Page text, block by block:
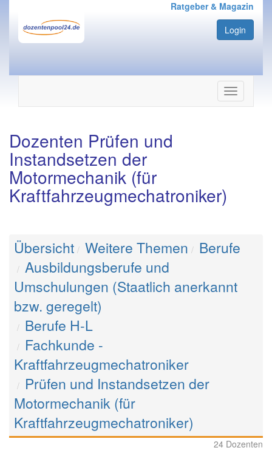
Ratgeber & Magazin
Login
Navigation
ein-/
Dozenten Prüfen und
Instandsetzen der
Motormechanik (für
Kraftfahrzeugmechatroniker)
Übersicht Weitere Themen
Berufe
Ausbildungsberufe und
Umschulungen (Staatlich anerkannt
bzw. geregelt)
Berufe H-L
Fachkunde -
Kraftfahrzeugmechatroniker
Prüfen und Instandsetzen der
Motormechanik (für
Kraftfahrzeugmechatroniker)
24 Dozenten